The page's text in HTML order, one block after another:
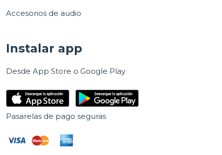
Accesorios de audio
Instalar app
Desde App Store o Google Play
Pasarelas de pago seguras